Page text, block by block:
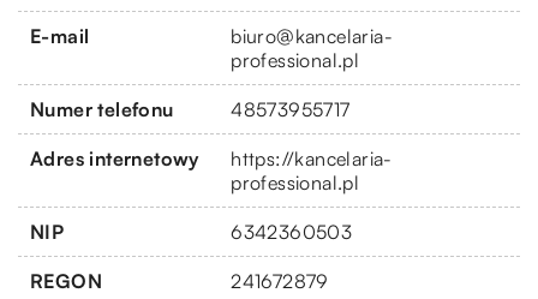
E-mail
biuro@kancelaria-
professional.pl
Numer telefonu 48573955717
Adres internetowy
https://kancelaria-
professional.pl
NIP 6342360503
REGON 241672879